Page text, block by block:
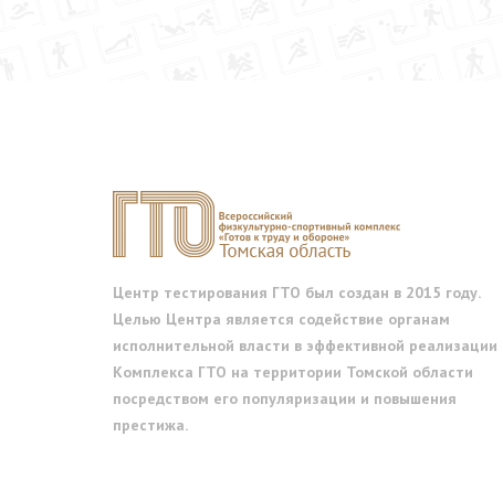
Центр тестирования ГТО был создан в 2015 году.
Целью Центра является содействие органам
исполнительной власти в эффективной реализации
Комплекса ГТО на территории Томской области
посредством его популяризации и повышения
престижа.